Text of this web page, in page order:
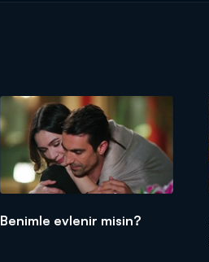
Benimle evlenir misin?